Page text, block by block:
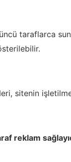
taraflarca
sitenin
reklam